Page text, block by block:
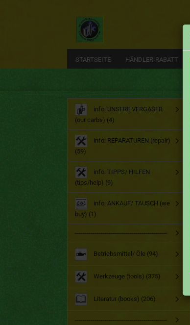
STARTSEITE HÄNDLER-RABATT
info: UNSERE VERGASER
(our carbs) (4)
info: REPARATUREN (repair)
(59)
info: TIPPS/ HILFEN
(tips/help) (9)
info: ANKAUF/ TAUSCH (we
buy) (1)
-----------------------------------------------
Betriebsmittel/ Öle (94)
Werkzeuge (tools) (375)
Literatur (books) (206)
-----------------------------------------------